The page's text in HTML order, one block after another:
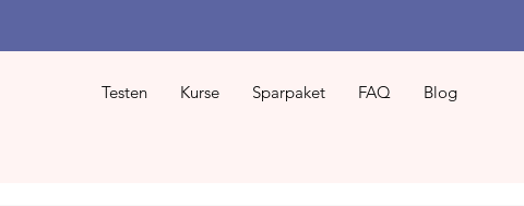
Testen Kurse Sparpaket FAQ Blog